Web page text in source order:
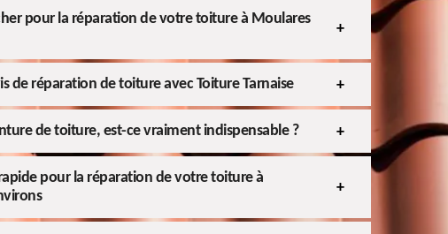
pour la réparation de votre toiture à Moulares
de réparation de toiture avec Toiture Tarnaise
de toiture, est-ce vraiment indispensable ?
pour la réparation de votre toiture à